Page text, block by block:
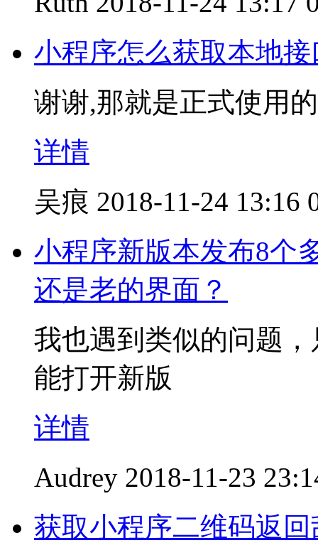
小程序怎么获取本地接
谢谢,那就是正式使用
详情
吴痕 2018-11-24 13:16
小程序新版本发布8个
还是老的界面？
我也遇到类似的问题
能打开新版
详情
Audrey 2018-11-23
获取小程序二维码返回